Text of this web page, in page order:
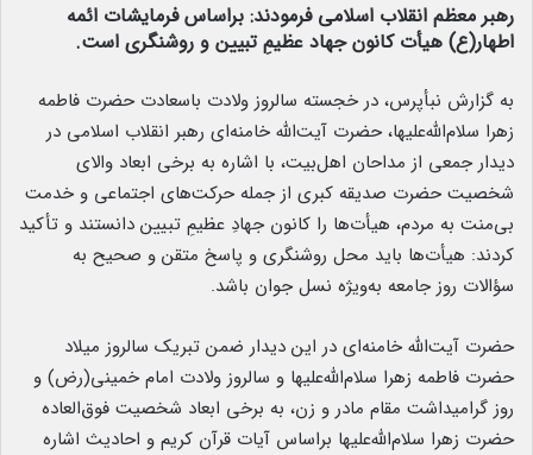
رهبر معظم انقلاب اسلامی فرمودند: براساس فرمایشات ائمه
اطهار(ع) هیأت کانون جهاد عظیمِ تبیین و روشنگری است.
به گزارش نبأپرس، در خجسته سالروز ولادت باسعادت حضرت فاطمه
زهرا سلام‌الله‌علیها، حضرت آیت‌الله خامنه‌ای رهبر انقلاب اسلامی در
دیدار جمعی از مداحان اهل‌بیت، با اشاره به برخی ابعاد والای
شخصیت حضرت صدیقه کبری از جمله حرکت‌های اجتماعی و خدمت
بی‌منت به مردم، هیأت‌ها را کانون جهادِ عظیمِ تبیین دانستند و تأکید
کردند: هیأت‌ها باید محل روشنگری و پاسخ متقن و صحیح به
سؤالات روز جامعه به‌ویژه نسل جوان باشد.
حضرت آیت‌الله خامنه‌ای در این دیدار ضمن تبریک سالروز میلاد
حضرت فاطمه زهرا سلام‌الله‌علیها و سالروز ولادت امام خمینی(رض) و
روز گرامیداشت مقام مادر و زن، به برخی ابعاد شخصیت فوق‌العاده
حضرت زهرا سلام‌الله‌علیها براساس آیات قرآن کریم و احادیث اشاره